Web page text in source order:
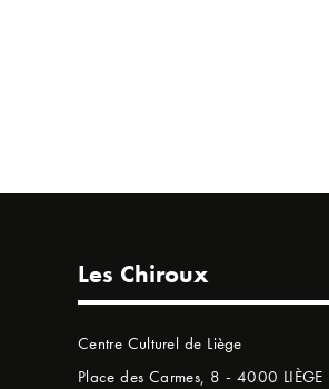
Les Chiroux
Centre Culturel de Liège
Place des Carmes, 8 - 4000 LIÈGE